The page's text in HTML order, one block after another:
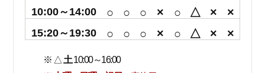
10:00～14:00
○ ○ ○ × ○ △ × ×
15:20～19:30 ○ ○ ○ × ○ △ × ×
※ △ 土10:00～16:00